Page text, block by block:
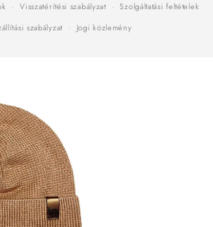
Visszatérítési szabályzat
Szolgáltatási feltételek
szabályzat
Jogi közlemény